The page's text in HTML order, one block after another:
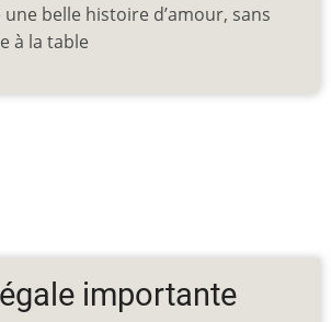
une belle histoire d’amour, sans
à la table
importante